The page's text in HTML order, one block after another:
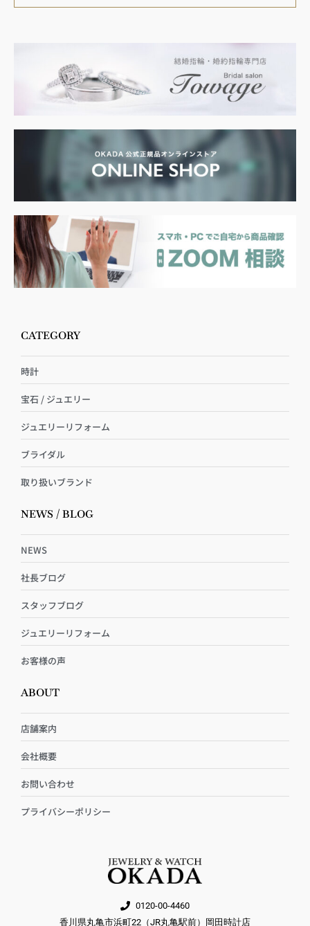
CATEGORY
時計
宝石 / ジュエリー
ジュエリーリフォーム
ブライダル
取り扱いブランド
NEWS / BLOG
NEWS
社長ブログ
スタッフブログ
ジュエリーリフォーム
お客様の声
ABOUT
店舗案内
会社概要
お問い合わせ
プライバシーポリシー
0120-00-4460
香川県丸亀市浜町22（JR丸亀駅前）岡田時計店